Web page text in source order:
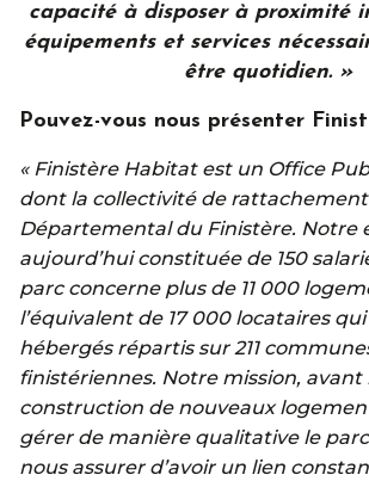
capacité à disposer à proximité
équipements et services
être quotidien. »
Pouvez-vous nous présenter
« Finistère Habitat est un Office
dont la collectivité de rattachement
Départemental du Finistère. Notre
aujourd’hui constituée de 150
parc concerne plus de 11 000
l’équivalent de 17 000 locataires
hébergés répartis sur 211
finistériennes. Notre mission, avant
construction de nouveaux
gérer de manière qualitative le
nous assurer d’avoir un lien